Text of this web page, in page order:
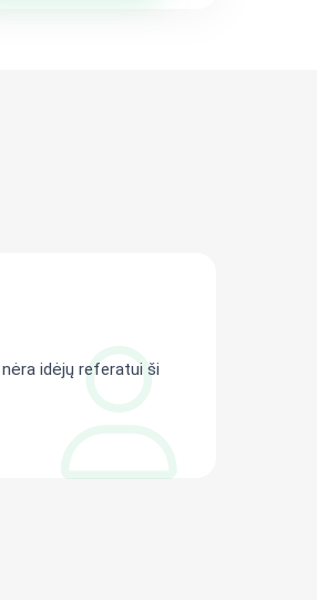
idėjų referatui ši